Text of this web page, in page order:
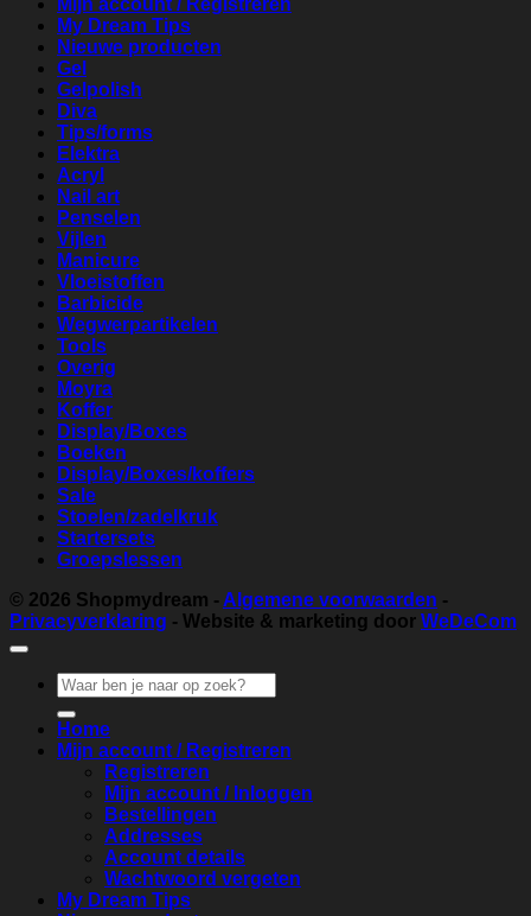
Mijn account / Registreren
My Dream Tips
Nieuwe producten
Gel
Gelpolish
Diva
Tips/forms
Elektra
Acryl
Nail art
Penselen
Vijlen
Manicure
Vloeistoffen
Barbicide
Wegwerpartikelen
Tools
Overig
Moyra
Koffer
Display/Boxes
Boeken
Display/Boxes/koffers
Sale
Stoelen/zadelkruk
Startersets
Groepslessen
© 2026 Shopmydream - Algemene voorwaarden -
Privacyverklaring - Website & marketing door WeDeCom
Zoeken
naar:
Home
Mijn account / Registreren
Registreren
Mijn account / Inloggen
Bestellingen
Addresses
Account details
Wachtwoord vergeten
My Dream Tips